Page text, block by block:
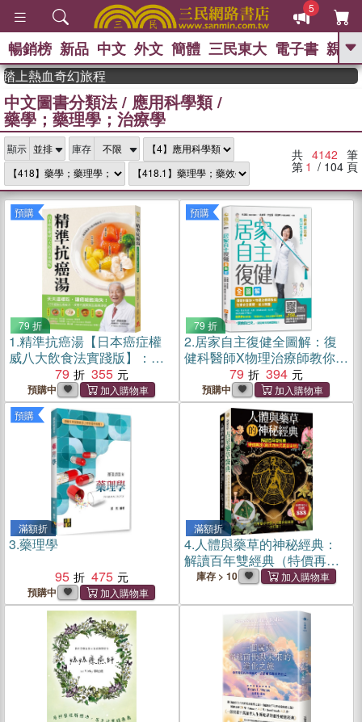
5
GO
熱搜： 東野圭吾
、
繡 、 暑期推薦 、 方念華 、 台灣的
李登輝時代 、 數學女孩：黎曼猜想
、 偉大的迷走神經
如果歷史是一
群喵 、 臺灣漫遊錄
暢銷榜 新品 中文 外文 簡體 三民東大 電子書 親子
奇幻旅程
中文圖書分類法/ 應用科學類/
藥學；藥理學；治療學
顯示 庫存 共 4142 筆
第 1 / 104 頁
預購
79 折
1.精準抗癌湯【日本癌症權
威八大飲食法實踐版】：天
天這樣吃，讓癌細胞消失！
120道強化免疫力、改善代謝
異常的食療湯粥
79 355
預購中
預購
79 折
2.居家自主復健全圖解：復
健科醫師X物理治療師教你在
家安全復健、省力照護，從
躺姿到站姿，找回生活自主
力
79 394
預購中
預購
滿額折
3.藥理學
95
475
預購中
滿額折
4. 人體與藥草的神秘經典：
解讀百年雙經典（特價再送
〈魔法四大元素金字塔〉）
庫存 > 10